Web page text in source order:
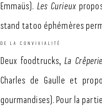
Emmaüs). Les Curieux
stand tatoo éphémères
DE LA CONVIVIALITÉ
Deux foodtrucks,La
Charles de Gaulle et
gourmandises). Pour la